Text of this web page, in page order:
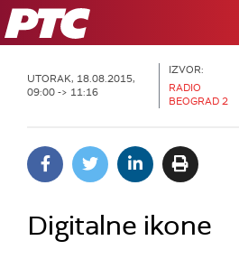
RTS
UTORAK, 18.08.2015,
09:00 -> 11:16
IZVOR:
RADIO
BEOGRAD 2
Digitalne ikone